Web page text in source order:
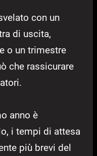
con un
di uscita,
o un trimestre
che rassicurare
anno è
i tempi di attesa
più brevi del